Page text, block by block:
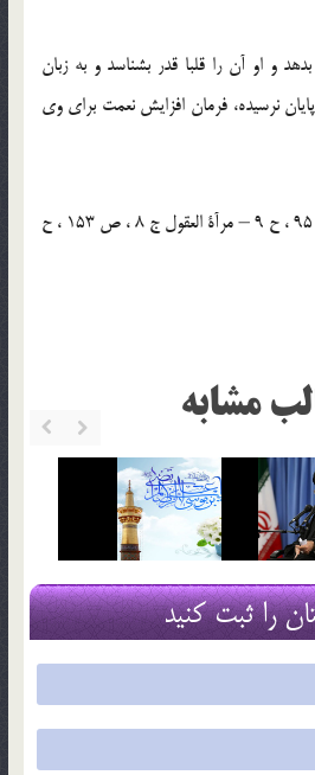
و او آن را قلبا قدر بشناسد و به زبان
نرسيده، فرمان افزايش نعمت براى وى
کافی(ط-الاسلامیه) ج 2 ، ص 95 ، ح 9 – مرآة العقول ج 8 ، ص 153 ، ح
مشابه
را ثبت کنید